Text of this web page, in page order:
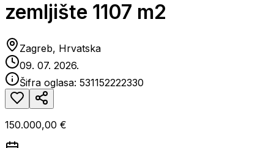
zemljište 1107 m2
Zagreb, Hrvatska
09. 07. 2026.
Šifra oglasa: 531152222330
150.000,00 €